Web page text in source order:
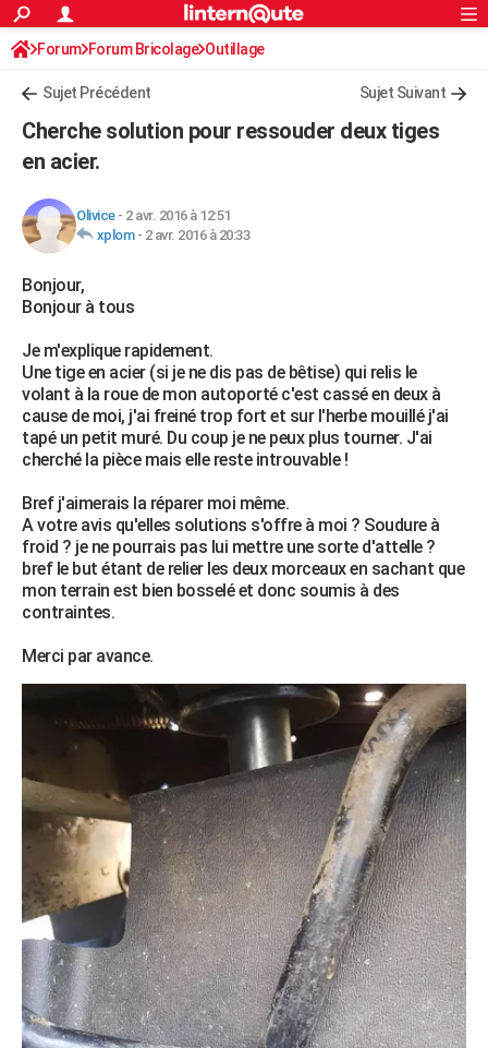
ACTUALITÉS
Politique
Société
Faits Divers
Education
Monde
Villes
+
Programme TV
Streaming
Sorties cinéma
FINANCE
Retraite
Impôts
Epargne
Immobilier
Risques naturels par ville
Banque
Assurance
Crédit
AUTO
Essais
Réserver un essai
Citadines
Berlines
SUV
Forum auto
+HIGH-TECH
Mobiles
Meilleur smartphone
Internet
Ordinateurs
Jeux vidéo
Guide high-tech
BRICOLAGE
Guides de France
Escapades
Patrimoine
Expositions
Musées
Week-end nature
+LIFESTYLE
Art de vivre
Bien-être
Loisirs
Mode
Modes de vie
SANTE
Alimentation
Guide de la santé
Maladies
Médicaments
Sommeil
VOYAGE
Destinations
City break
Voyage nature
Voyage de noces
Forum
Climat
+PHOTO
GUIDES D'ACHAT
BONS PLANS
CARTE DE VOEUX
Carte de Noël
Carte Bonne année
Carte Saint-Valentin
Carte Pâques
Carte d'anniversaire
Dictionnaire
Biographies
Expressions
Proverbes
COPAINS D'AVANT
S'inscrire
Se connecter
Primaires
Universités
Entreprises
Service militaire
Avis de recherche
AVIS DE DÉCÈS
Bricolage
Lifestyle
Culture
Sport
Auto
Television
Voyage
Cinema
S'inscrire
Connexion
Forum Forum Bricolage Outillage
Sujet Précédent Sujet Suivant
Cherche solution pour ressouder deux tiges
en acier.
Olivice- 2 avr. 2016 à 12:51
xplom- 2 avr. 2016 à 20:33
Bonjour,
Bonjour à tous
Je m'explique rapidement.
Une tige en acier (si je ne dis pas de bêtise) qui relis le
volant à la roue de mon autoporté c'est cassé en deux à
cause de moi, j'ai freiné trop fort et sur l'herbe mouillé j'ai
tapé un petit muré. Du coup je ne peux plus tourner. J'ai
cherché la pièce mais elle reste introuvable !
Bref j'aimerais la réparer moi même.
A votre avis qu'elles solutions s'offre à moi ? Soudure à
froid ? je ne pourrais pas lui mettre une sorte d'attelle ?
bref le but étant de relier les deux morceaux en sachant que
mon terrain est bien bosselé et donc soumis à des
contraintes.
Merci par avance.